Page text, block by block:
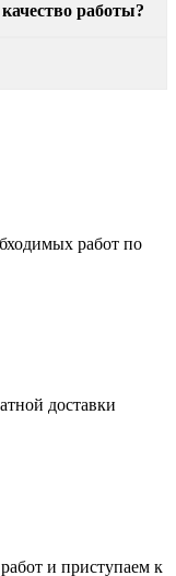
работы?
работ по
доставки
и приступаем к